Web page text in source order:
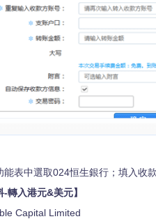
表中選取024恒生銀行；填入收
-轉入港元&美元】
Capital Limited